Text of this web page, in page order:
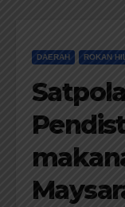
DAERAH ROKAN